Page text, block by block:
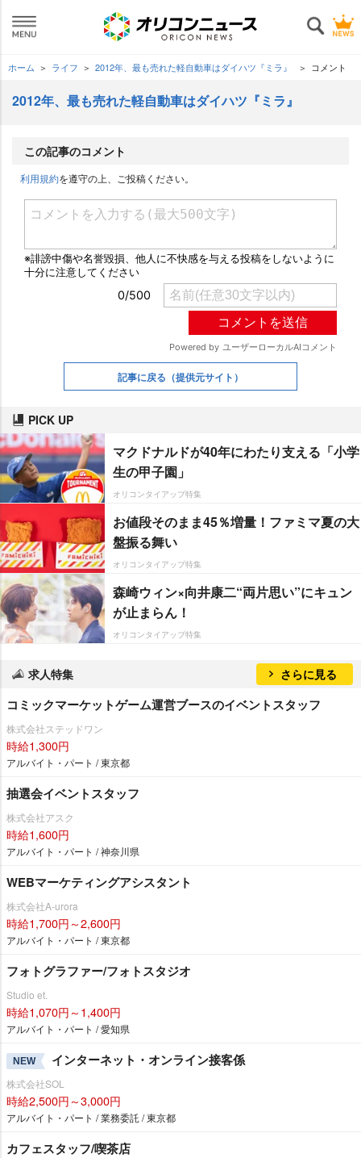
ホーム ライフ 2012年、最も売れた軽自動車はダイハツ『ミラ』 コメント
2012年、最も売れた軽自動車はダイハツ『ミラ』
この記事のコメント
利用規約を遵守の上、ご投稿ください。
記事に戻る （提供元サイト）
PICK UP
マクドナルドが40年にわたり支える「小学
生の甲子園」
オリコンタイアップ特集
お値段そのまま45％増量！ファミマ夏の大
盤振る舞い
オリコンタイアップ特集
森崎ウィン×向井康二“両片思い”にキュン
が止まらん！
オリコンタイアップ特集
求人特集 さらに見る
コミックマーケットゲーム運営ブースのイベントスタッフ
株式会社ステッドワン
時給1,300円
アルバイト・パート / 東京都
抽選会イベントスタッフ
株式会社アスク
時給1,600円
アルバイト・パート / 神奈川県
WEBマーケティングアシスタント
株式会社A-urora
時給1,700円～2,600円
アルバイト・パート / 東京都
フォトグラファー/フォトスタジオ
Studio et.
時給1,070円～1,400円
アルバイト・パート / 愛知県
NEW インターネット・オンライン接客係
株式会社SOL
時給2,500円～3,000円
アルバイト・パート / 業務委託 / 東京都
カフェスタッフ/喫茶店